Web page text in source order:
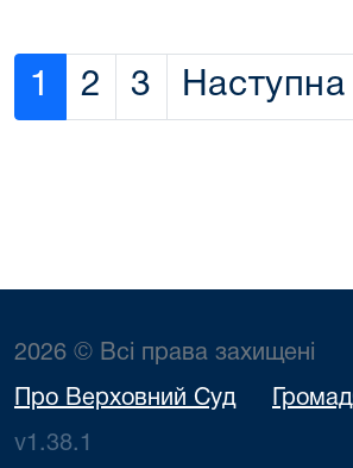
1 2 3 Наступна
2026 © Всі права захищені
Про Верховний Суд
v1.38.1